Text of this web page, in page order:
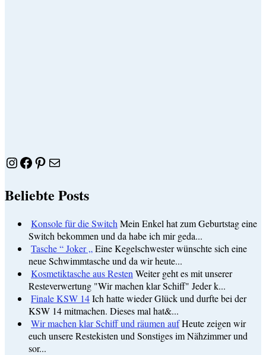
Instagram
Facebook
Pinterest
E-Mail
Beliebte Posts
Konsole für die Switch Mein Enkel hat zum Geburtstag eine
Switch bekommen und da habe ich mir geda...
Tasche “ Joker „ Eine Kegelschwester wünschte sich eine
neue Schwimmtasche und da wir heute...
Kosmetiktasche aus Resten Weiter geht es mit unserer
Resteverwertung "Wir machen klar Schiff" Jeder k...
Finale KSW 14Ich hatte wieder Glück und durfte bei der
KSW 14 mitmachen. Dieses mal hat&...
Wir machen klar Schiff und räumen aufHeute zeigen wir
euch unsere Restekisten und Sonstiges im Nähzimmer und
sor...